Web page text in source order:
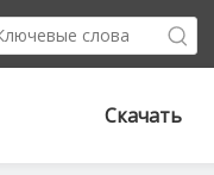
Скачать